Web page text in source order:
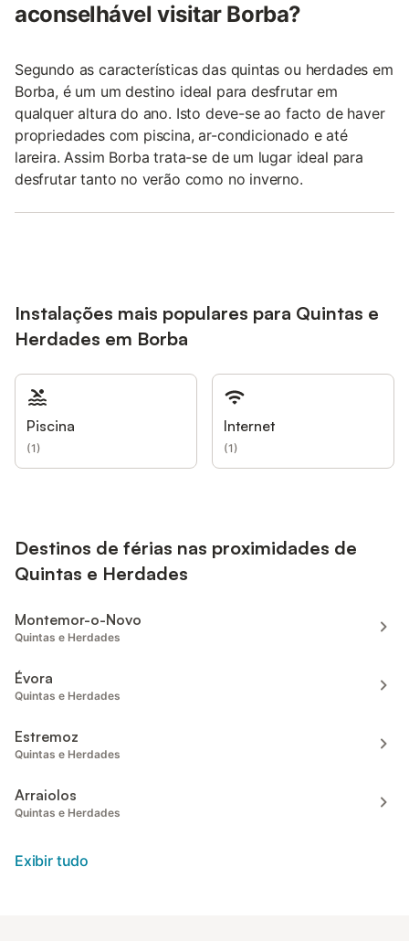
aconselhável visitar Borba?
Segundo as características das quintas ou herdades em
Borba, é um um destino ideal para desfrutar em
qualquer altura do ano. Isto deve-se ao facto de haver
propriedades com piscina, ar-condicionado e até
lareira. Assim Borba trata-se de um lugar ideal para
desfrutar tanto no verão como no inverno.
Instalações mais populares para Quintas e
Herdades em Borba
Piscina
(1)
Internet
(1)
Destinos de férias nas proximidades de
Quintas e Herdades
Montemor-o-Novo
Quintas e Herdades
Évora
Quintas e Herdades
Estremoz
Quintas e Herdades
Arraiolos
Quintas e Herdades
Exibir tudo